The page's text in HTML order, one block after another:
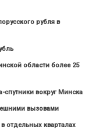
рубля в
области более 25
спутники вокруг Минска
вызовами
отдельных кварталах